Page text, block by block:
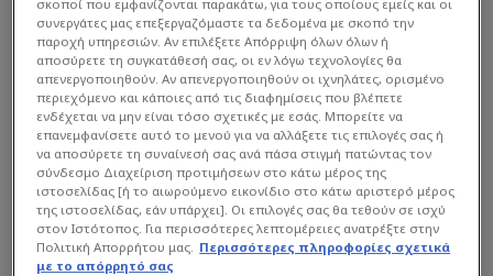
σκοποί που εμφανίζονται παρακάτω, για τους οποίους εμείς και οι
συνεργάτες μας επεξεργαζόμαστε τα δεδομένα με σκοπό την
παροχή υπηρεσιών. Αν επιλέξετε Απόρριψη όλων όλων ή
αποσύρετε τη συγκατάθεσή σας, οι εν λόγω τεχνολογίες θα
απενεργοποιηθούν. Αν απενεργοποιηθούν οι ιχνηλάτες, ορισμένο
περιεχόμενο και κάποιες από τις διαφημίσεις που βλέπετε
ενδέχεται να μην είναι τόσο σχετικές με εσάς. Μπορείτε να
επανεμφανίσετε αυτό το μενού για να αλλάξετε τις επιλογές σας ή
να αποσύρετε τη συναίνεσή σας ανά πάσα στιγμή πατώντας τον
σύνδεσμο Διαχείριση προτιμήσεων στο κάτω μέρος της
ιστοσελίδας [ή το αιωρούμενο εικονίδιο στο κάτω αριστερό μέρος
της ιστοσελίδας, εάν υπάρχει]. Οι επιλογές σας θα τεθούν σε ισχύ
στον Ιστότοπος. Για περισσότερες λεπτομέρειες ανατρέξτε στην
Πολιτική Απορρήτου μας. Περισσότερες πληροφορίες σχετικά
με το απόρρητό σας